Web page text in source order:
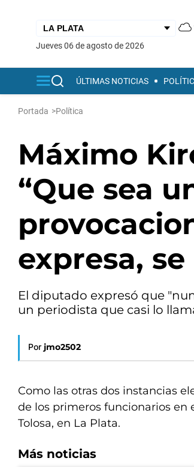
jueves 06 de agosto de 2026
ÚLTIMAS NOTICIAS
Portada >Política
Máximo
“Que sea
expresa,
El diputado expresó que
un periodista que casi lo
Por jmo2502
Como las otras dos instancias
de los primeros funcionarios en
Tolosa, en La Plata.
Más noticias